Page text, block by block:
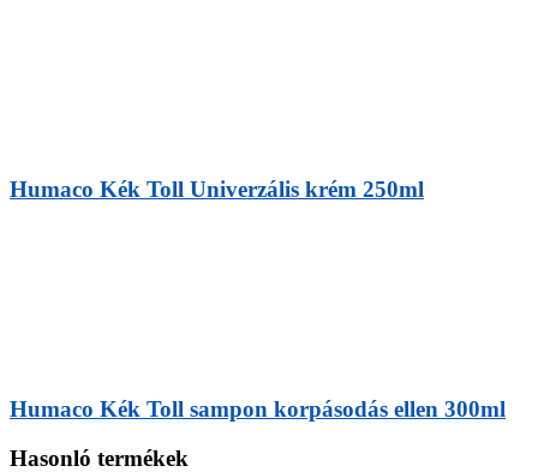
Humaco Kék Toll Univerzális krém 250ml
Humaco Kék Toll sampon korpásodás ellen 300ml
Hasonló termékek